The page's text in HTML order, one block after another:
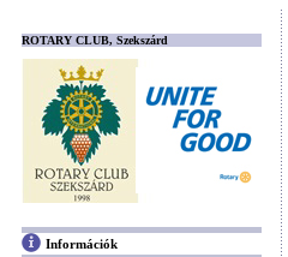
ROTARY CLUB, Szekszárd
Információk